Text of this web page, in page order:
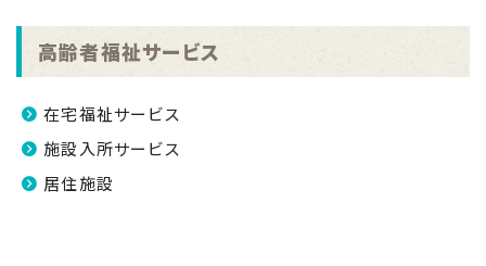
2026.07.30
高齢者福祉サービス
在宅福祉サービス
施設入所サービス
居住施設